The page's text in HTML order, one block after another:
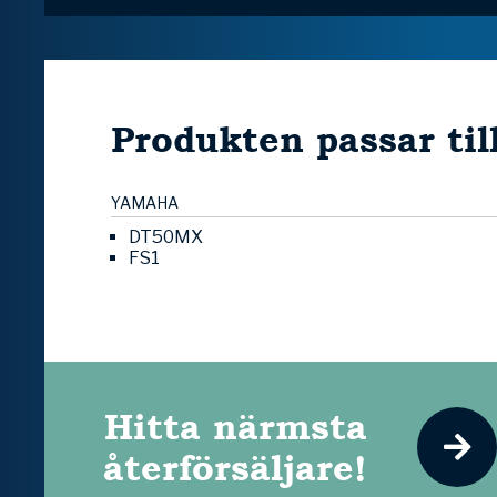
Produkten passar
YAMAHA
DT50MX
FS1
Hitta närmsta
återförsäljare!